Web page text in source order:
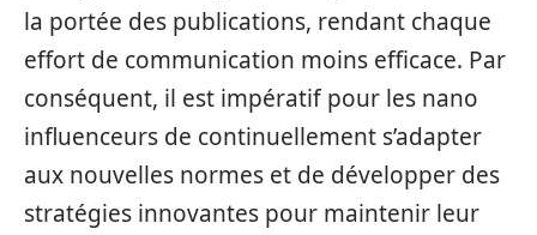
la portée des publications, rendant chaque
effort de communication moins efficace. Par
conséquent, il est impératif pour les nano
influenceurs de continuellement s’adapter
aux nouvelles normes et de développer des
stratégies innovantes pour maintenir leur